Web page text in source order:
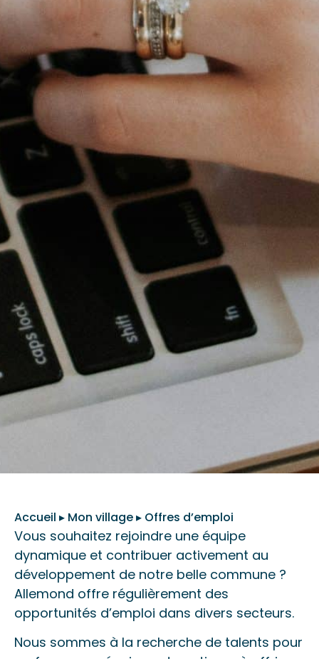
Accueil ▸ Mon village▸ Offres d’emploi
Vous souhaitez rejoindre une équipe
dynamique et contribuer activement au
développement de notre belle commune ?
Allemond offre régulièrement des
opportunités d’emploi dans divers secteurs.
Nous sommes à la recherche de talents pour